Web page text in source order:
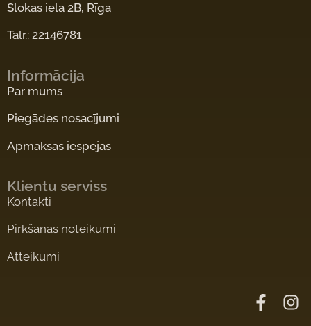
Slokas iela 2B, Rīga
Tālr.: 22146781
Informācija
Par mums
Piegādes nosacījumi
Apmaksas iespējas
Klientu serviss
Kontakti
Pirkšanas noteikumi
Atteikumi